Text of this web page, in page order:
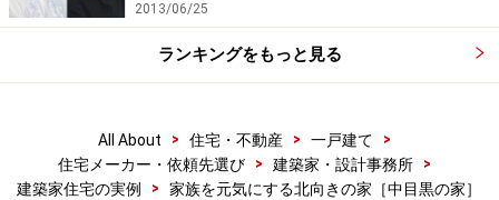
2013/06/25
ランキングをもっと見る
All About > 住宅・不動産 > 一戸建て
>
住宅メーカー・依頼先選び
> 建築家・設計事務所
>
建築家住宅の実例
> 家族を元気にする北向きの家［中目黒の家］